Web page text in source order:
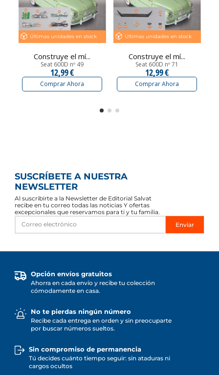
Últimas unidades en stock
Construye el mí...
Seat 600D nº 49
12,99 €
Comprar Ahora
Últimas unidades en stock
Construye el mí...
Seat 600D nº 71
12,99 €
Comprar Ahora
SUSCRÍBETE A NUESTRA
NEWSLETTER
Al suscribirte a la Newsletter de Editorial Salvat
recibe en tu correo todas las noticias Y ofertas
excepcionales que reservamos para ti y tu familia.
Enviar
Opción envíos gratuitos
Ahorra en cada envío y recibe tu colección
cómodamente en casa.
No te pierdas ningún número
Recibe cada entrega en orden y sin preocuparte
por buscar números sueltos.
Sin compromiso de permanencia
Tú decides cuánto tiempo seguir: sin ataduras ni
cargos ocultos